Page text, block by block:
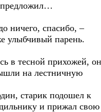
спасибо, –
улыбчивый парень.
тесной прихожей,
на лестничную
старик подошел к
и прижал свою